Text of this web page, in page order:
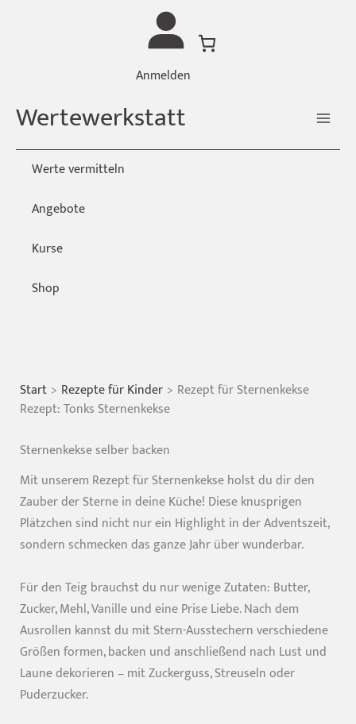
Anmelden
Wertewerkstatt
Werte vermitteln
Angebote
Kurse
Shop
Start Rezepte für Kinder
Rezept für Sternenkekse
Rezept: Tonks Sternenkekse
Sternenkekse selber backen
Mit unserem Rezept für Sternenkekse holst du dir den
Zauber der Sterne in deine Küche! Diese knusprigen
Plätzchen sind nicht nur ein Highlight in der Adventszeit,
sondern schmecken das ganze Jahr über wunderbar.
Für den Teig brauchst du nur wenige Zutaten: Butter,
Zucker, Mehl, Vanille und eine Prise Liebe. Nach dem
Ausrollen kannst du mit Stern-Ausstechern verschiedene
Größen formen, backen und anschließend nach Lust und
Laune dekorieren – mit Zuckerguss, Streuseln oder
Puderzucker.